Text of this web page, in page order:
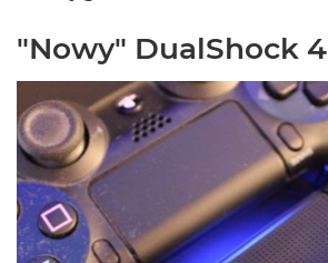
"Nowy" DualShock 4